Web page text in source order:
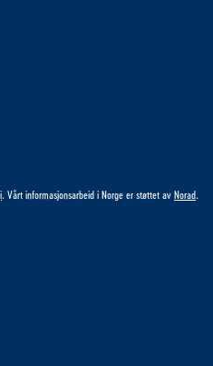
. Vårt informasjonsarbeid i Norge er støttet av Norad.